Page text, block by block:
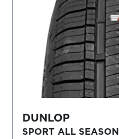
DUNLOP
SPORT ALL SEASON